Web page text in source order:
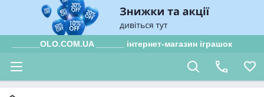
______OLO.COM.UA ______ інтернет-магазин іграшок